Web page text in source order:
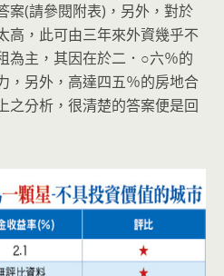
案(請參閱附表)，另外，對於
高，此可由三年來外資幾乎不
為主，其因在於二．○六％的
，另外，高達四五％的房地合
之分析，很清楚的答案便是回